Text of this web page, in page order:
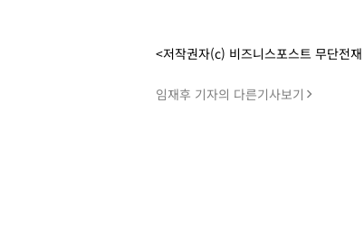
<저작권자(c) 비즈니스포스트 무단전
임재후 기자의 다른기사보기